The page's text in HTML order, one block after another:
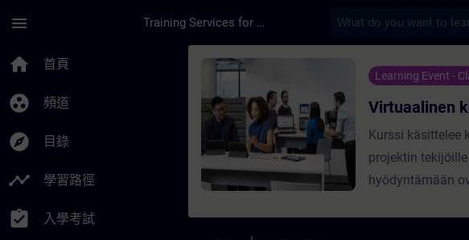
menu Training Services for Digital Industries
home 首頁
group_work 頻道
explore 目錄
timeline 學習路徑
assignment_turned_in 入學考試
課程 - Virtuaalinen käyttöönotto
Learning Event -
Virtuaalinen
Kurssi käsittelee
projektin
hyödyntämään